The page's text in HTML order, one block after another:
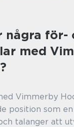
några för-
med
Vimmerby
position som
talanger att